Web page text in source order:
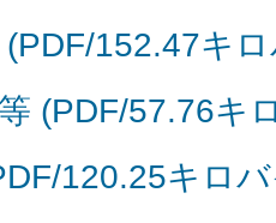
152.47キ
(PDF/57.76キ
120.25キロ